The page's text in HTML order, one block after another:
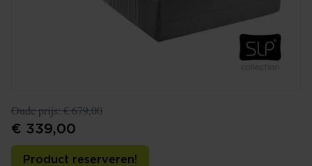
Oude prijs:€ 679,00
€ 339,00
Product reserveren!